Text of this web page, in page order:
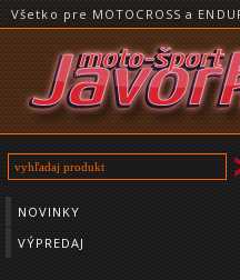
Všetko pre MOTOCROSS a
NOVINKY
VÝPREDAJ